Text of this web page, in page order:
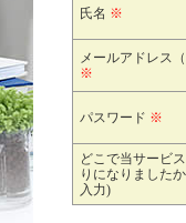
氏名 ※
メールアドレス
※
パスワード ※
どこで当サービ
りになりました
入力)